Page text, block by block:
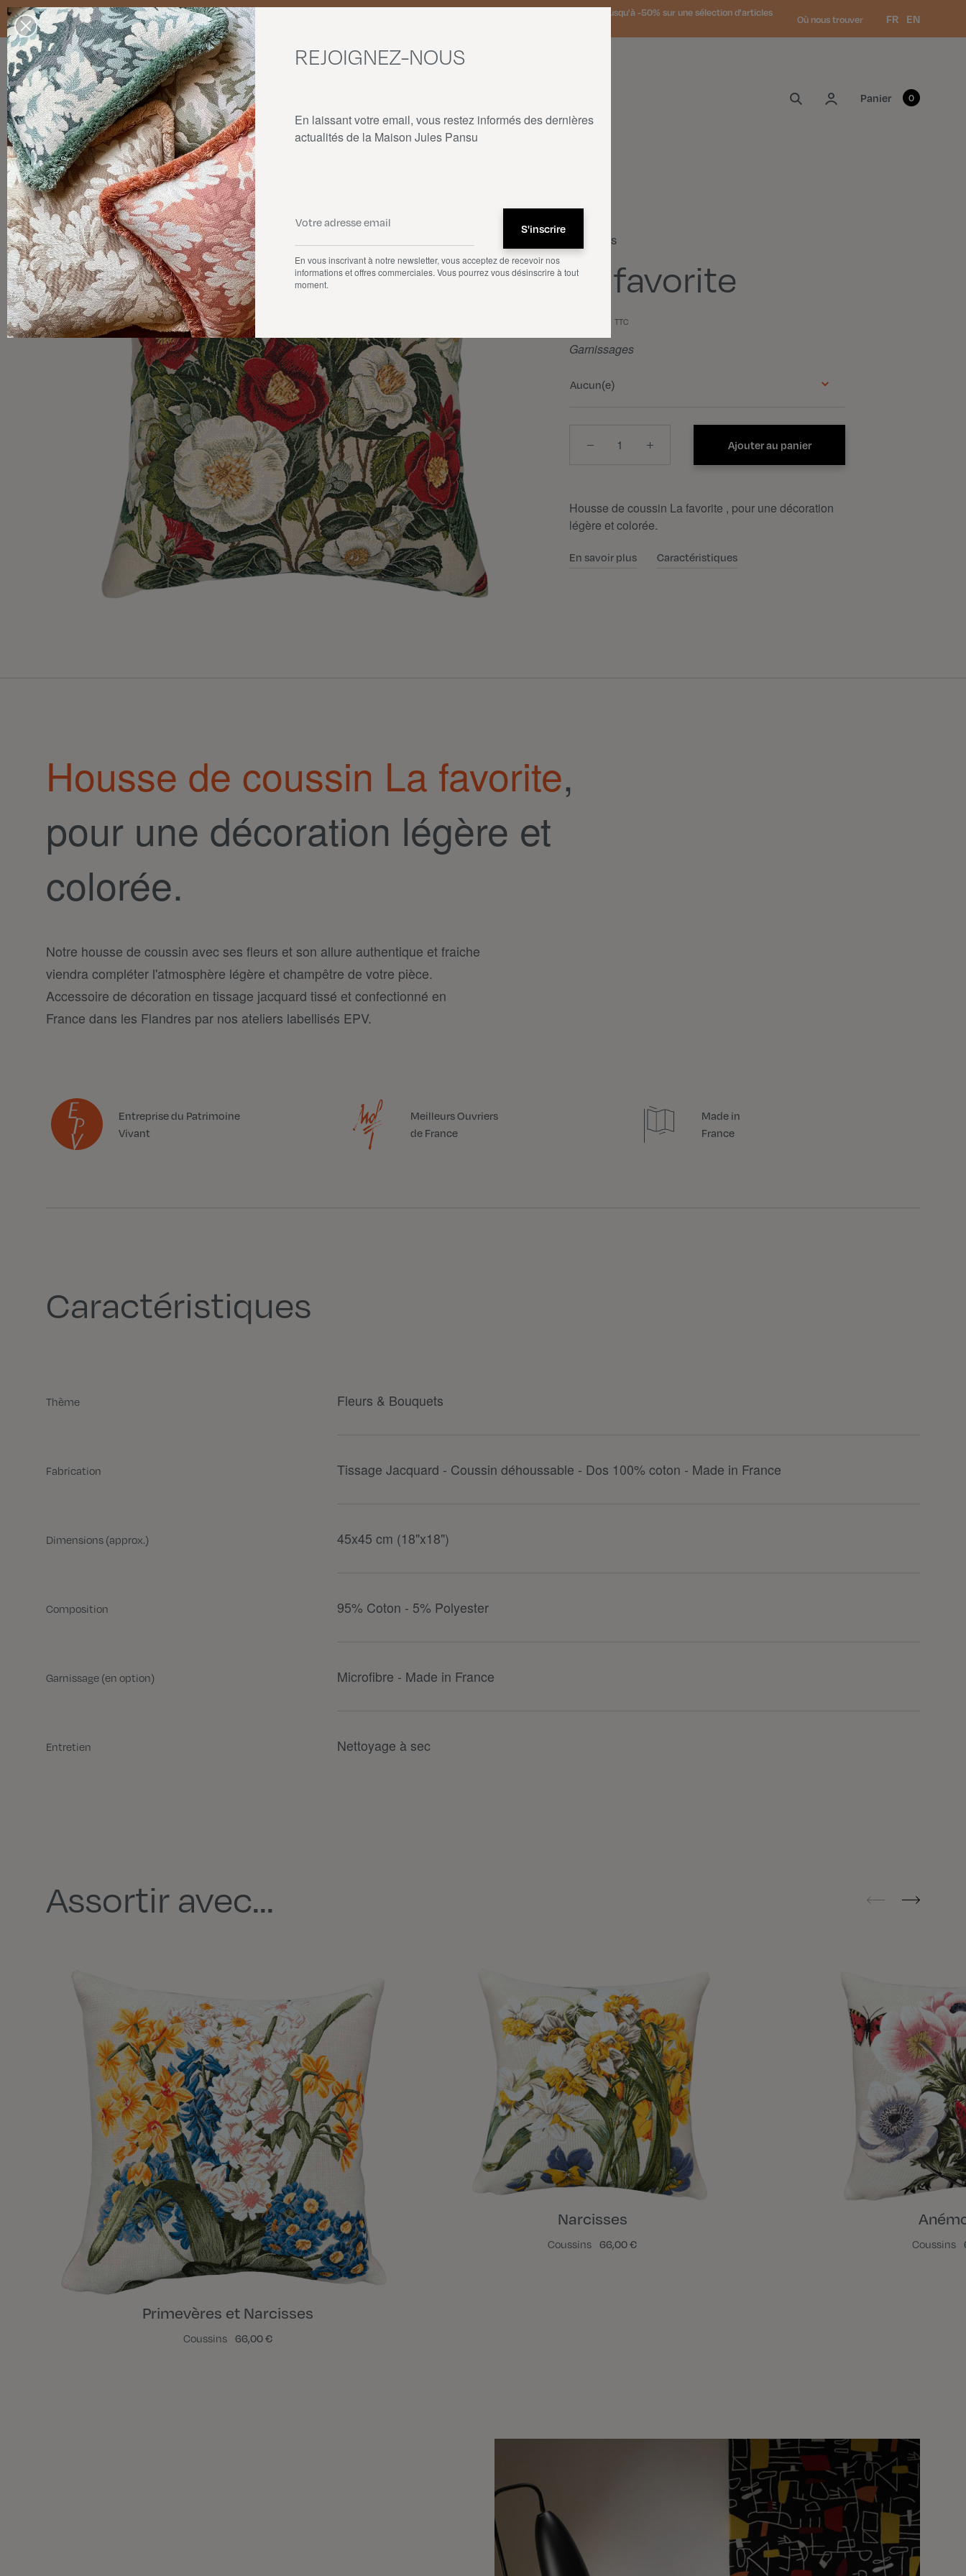
Livraison standard en France Métropolitaine, Belgique, Luxembourg, Pays-Bas et Allemagne offerte à partir de 150€ d'achat • SOLDES : jusqu'à -50% sur une sélection d'articles
dans la limite des stocks disponibles.
Où nous trouver Langue :
FR EN
Nos produits Collaborations La maison Mon compte
Panier 0
Coussins
La favorite
TTC
Garnissages
Aucun(e)
Ajouter au panier
Housse de coussin La favorite , pour une décoration
légère et colorée.
En savoir plus Caractéristiques
Housse de coussin La favorite,
pour une décoration légère et
colorée.
Notre housse de coussin avec ses fleurs et son allure authentique et fraiche
viendra compléter l'atmosphère légère et champêtre de votre pièce.
Accessoire de décoration en tissage jacquard tissé et confectionné en
France dans les Flandres par nos ateliers labellisés EPV.
Entreprise du Patrimoine
Vivant
Meilleurs Ouvriers
de France
Made in
France
Caractéristiques
Thème Fleurs & Bouquets
Fabrication Tissage Jacquard - Coussin déhoussable - Dos 100% coton - Made in France
Dimensions (approx.) 45x45 cm (18"x18")
Composition 95% Coton - 5% Polyester
Garnissage (en option) Microfibre - Made in France
Entretien Nettoyage à sec
Assortir avec...
Primevères et Narcisses
Coussins 66,00 €
Narcisses
Coussins 66,00 € Coussins
En vous inscrivant à notre newsletter, vous acceptez de recevoir nos
informations et offres commerciales. Vous pourrez vous désinscrire à tout
moment.
En laissant votre email, vous restez informés des dernières
actualités de la Maison Jules Pansu
REJOIGNEZ-NOUS